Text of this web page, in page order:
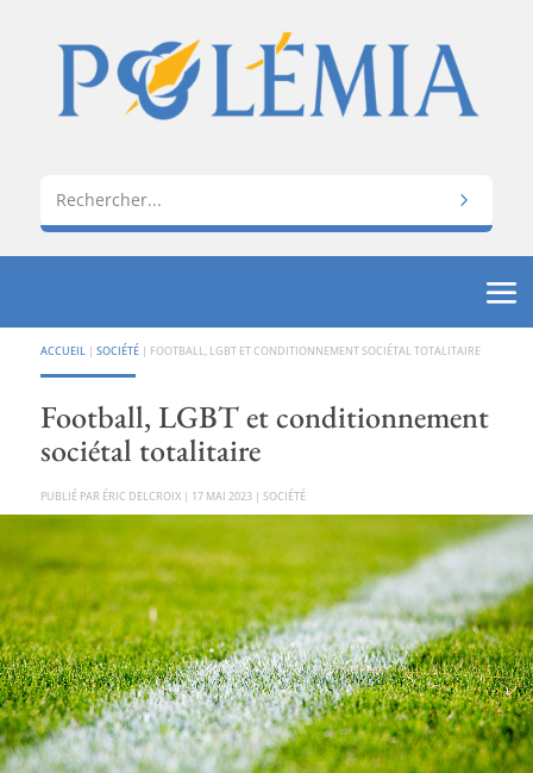
ACCUEIL | SOCIÉTÉ| FOOTBALL, LGBT ET CONDITIONNEMENT SOCIÉTAL TOTALITAIRE
Football, LGBT et conditionnement
sociétal totalitaire
PAR ÉRIC DELCROIX| 17 MAI 2023| SOCIÉTÉ